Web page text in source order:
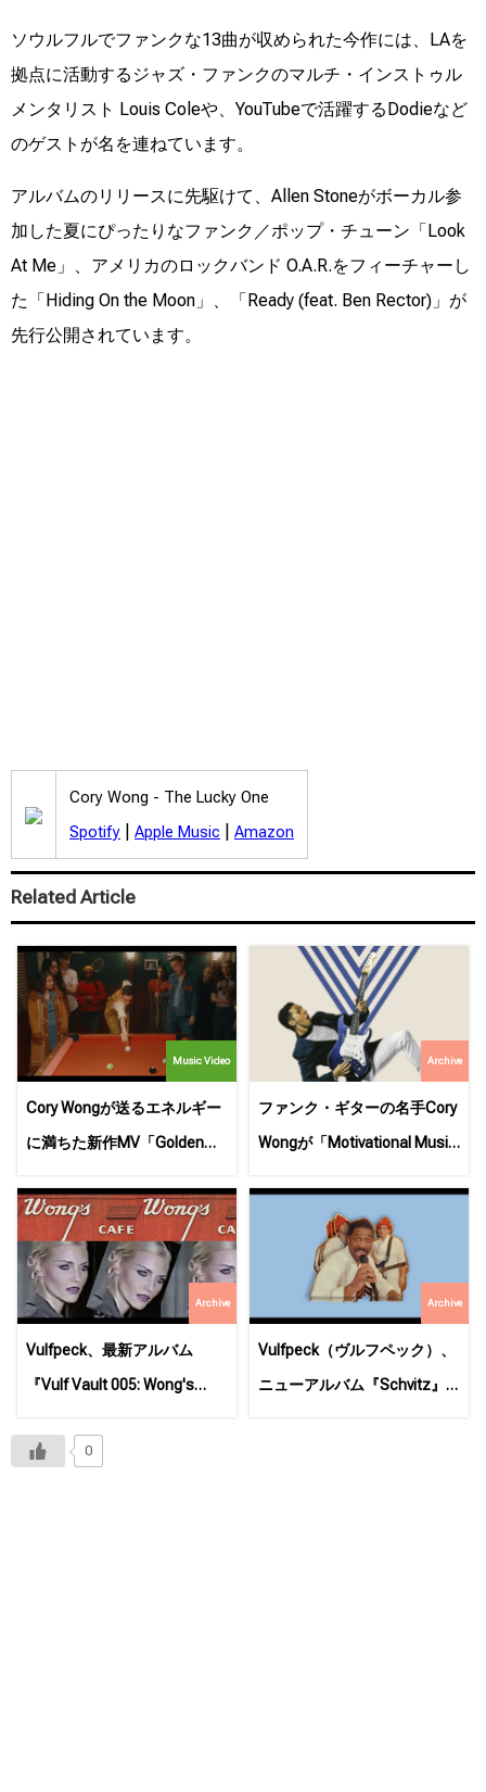
ソウルフルでファンクな13曲が収められた今作には、LAを
拠点に活動するジャズ・ファンクのマルチ・インストゥル
メンタリスト Louis Coleや、YouTubeで活躍するDodieなど
のゲストが名を連ねています。
アルバムのリリースに先駆けて、Allen Stoneがボーカル参
加した夏にぴったりなファンク／ポップ・チューン「Look
At Me」、アメリカのロックバンド O.A.R.をフィーチャーし
た「Hiding On the Moon」、「Ready (feat. Ben Rector)」が
先行公開されています。
Cory Wong - The Lucky One
Spotify
Apple Music Amazon
Related Article
Music Video
Cory Wongが送るエネルギー
に満ちた新作MV「Golden」
Archive
ファンク・ギターの名手Cory
Wongが「Motivational Music
リリース！
Archive
Vulfpeck、最新アルバム
『Vulf Vault 005: Wong's
リース！
Archive
Vulfpeck（ヴルフペック）、
ニューアルバム『Schvitz』
0